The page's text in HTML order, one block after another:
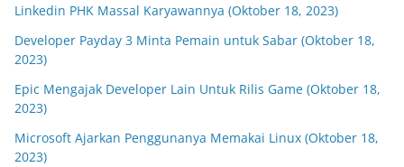
Linkedin PHK Massal Karyawannya (Oktober 18, 2023)
Developer Payday 3 Minta Pemain untuk Sabar (Oktober 18,
2023)
Epic Mengajak Developer Lain Untuk Rilis Game (Oktober 18,
2023)
Microsoft Ajarkan Penggunanya Memakai Linux (Oktober 18,
2023)